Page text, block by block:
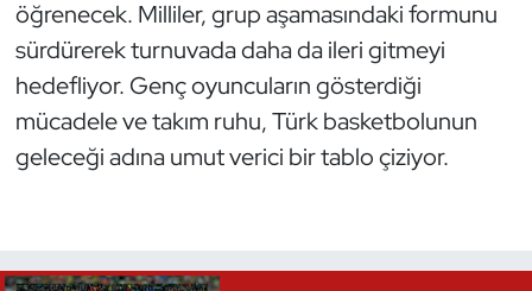
öğrenecek. Milliler, grup aşamasındaki formunu
sürdürerek turnuvada daha da ileri gitmeyi
hedefliyor. Genç oyuncuların gösterdiği
mücadele ve takım ruhu, Türk basketbolunun
geleceği adına umut verici bir tablo çiziyor.
Oryantiring
Özel Sporcular
Paralimpik
Satranç